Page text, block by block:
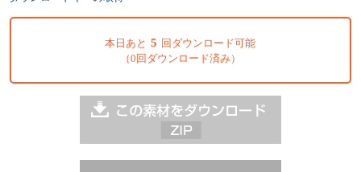
本日あと 5 回ダウンロード可能
（0回ダウンロード済み）